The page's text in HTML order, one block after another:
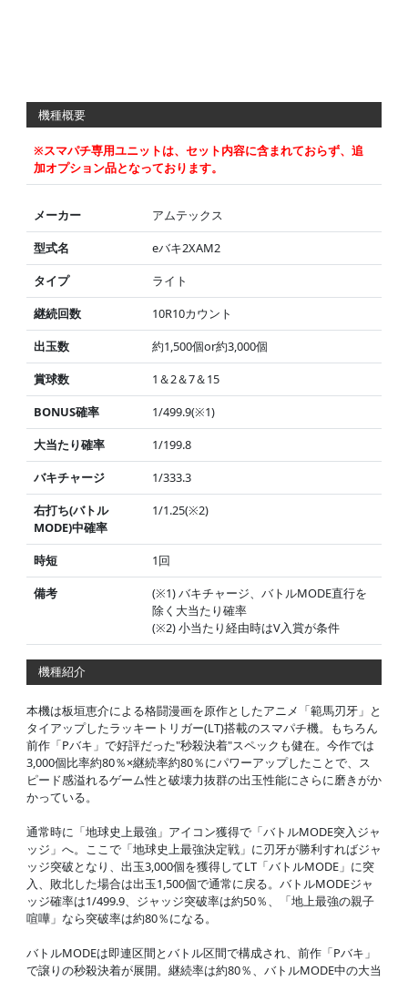
機種概要
※スマパチ専用ユニットは、セット内容に含まれておらず、追
加オプション品となっております。
メーカー
アムテックス
型式名
eバキ2XAM2
タイプ
ライト
継続回数
10R10カウント
出玉数
約1,500個or約3,000個
賞球数
1＆2＆7＆15
BONUS確率
1/499.9(※1)
大当たり確率
1/199.8
バキチャージ
1/333.3
右打ち(バトル
MODE)中確率
1/1.25(※2)
時短
1回
備考
(※1) バキチャージ、バトルMODE直行を
除く大当たり確率
(※2) 小当たり経由時はV入賞が条件
機種紹介
本機は板垣恵介による格闘漫画を原作としたアニメ「範馬刃牙」と
タイアップしたラッキートリガー(LT)搭載のスマパチ機。もちろん
前作「Pバキ」で好評だった"秒殺決着"スペックも健在。今作では
3,000個比率約80％×継続率約80％にパワーアップしたことで、ス
ピード感溢れるゲーム性と破壊力抜群の出玉性能にさらに磨きがか
かっている。
通常時に「地球史上最強」アイコン獲得で「バトルMODE突入ジャ
ッジ」へ。ここで「地球史上最強決定戦」に刃牙が勝利すればジャ
ッジ突破となり、出玉3,000個を獲得してLT「バトルMODE」に突
入、敗北した場合は出玉1,500個で通常に戻る。バトルMODEジャ
ッジ確率は1/499.9、ジャッジ突破率は約50％、「地上最強の親子
喧嘩」なら突破率は約80％になる。
バトルMODEは即連区間とバトル区間で構成され、前作「Pバキ」
で譲りの秒殺決着が展開。継続率は約80％、バトルMODE中の大当